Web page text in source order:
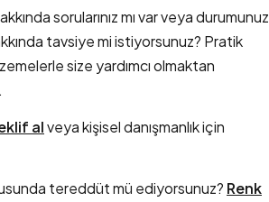
sorularınız mı var veya durumunuz
tavsiye mi istiyorsunuz? Pratik
size yardımcı olmaktan
alveya kişisel danışmanlık için
tereddüt mü ediyorsunuz? Renk